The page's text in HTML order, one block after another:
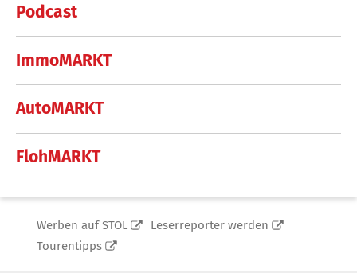
Podcast
ImmoMARKT
AutoMARKT
FlohMARKT
Werben auf STOL
Leserreporter werden
Tourentipps